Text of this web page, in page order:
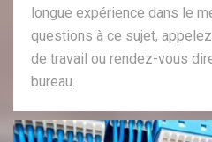
longue expérience dans le
questions à ce sujet,
de travail ou rendez-vous
bureau.